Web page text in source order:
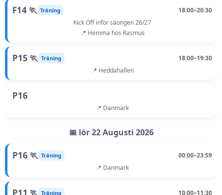
F14 🏃 Träning
18:00–20:30
Kick Off inför säongen 26/27
📍 Hemma hos Rasmus
P15 🏃 Träning
18:00–19:30
📍 Heddahallen
P16
📍 Danmark
📅 lör 22 Augusti 2026
P16 🏃 Träning
00:00–23:59
📍 Danmark
Träning
10:00–11:30